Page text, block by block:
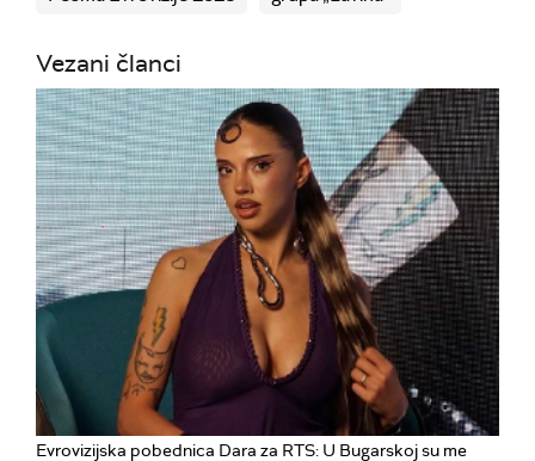
Vezani članci
Evrovizijska pobednica Dara za RTS: U Bugarskoj su me